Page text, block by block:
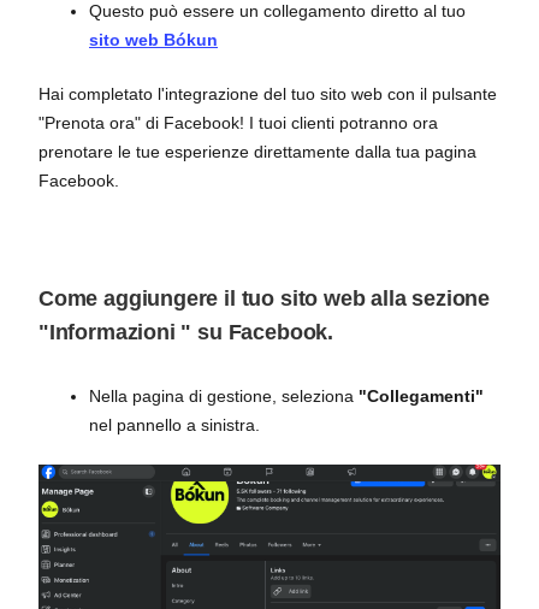
Questo può essere un collegamento diretto al tuo
sito web Bókun
Hai completato l'integrazione del tuo sito web con il pulsante
"Prenota ora" di Facebook! I tuoi clienti potranno ora
prenotare le tue esperienze direttamente dalla tua pagina
Facebook.
Come aggiungere il tuo sito web allasezione
"Informazioni " su Facebook.
Nella pagina di gestione, seleziona "Collegamenti"
nel pannello a sinistra.